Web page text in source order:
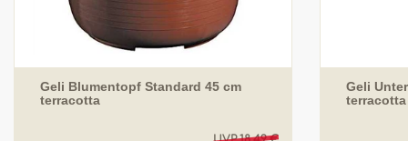
Geli Blumentopf Standard 45 cm
terracotta
Geli
terracotta